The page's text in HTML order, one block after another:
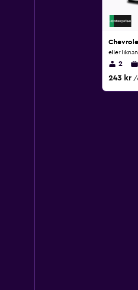
eller
2
243 kr /